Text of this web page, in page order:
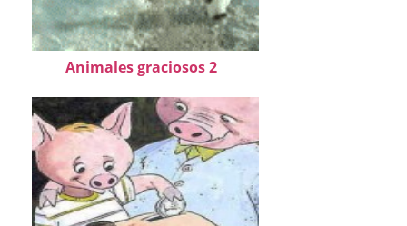
Animales graciosos 2